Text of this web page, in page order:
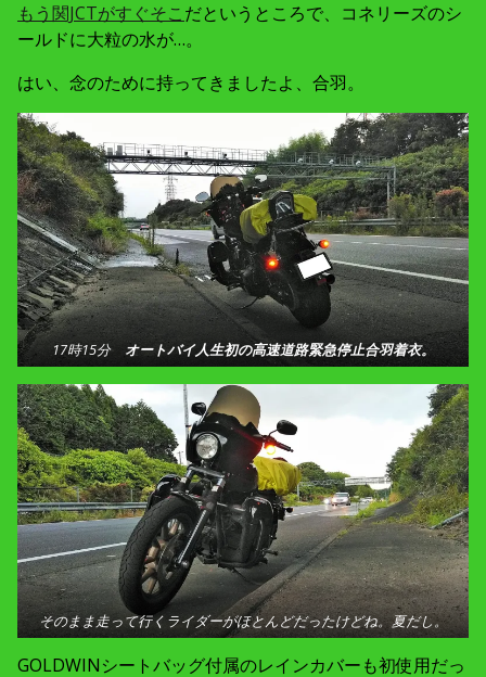
もう関JCTがすぐそこだというところで、コネリーズのシ
ールドに大粒の水が…。
はい、念のために持ってきましたよ、合羽。
17時15分 オートバイ人生初の高速道路緊急停止合羽着衣。
そのまま走って行くライダーがほとんどだったけどね。夏だし。
GOLDWINシートバッグ付属のレインカバーも初使用だっ